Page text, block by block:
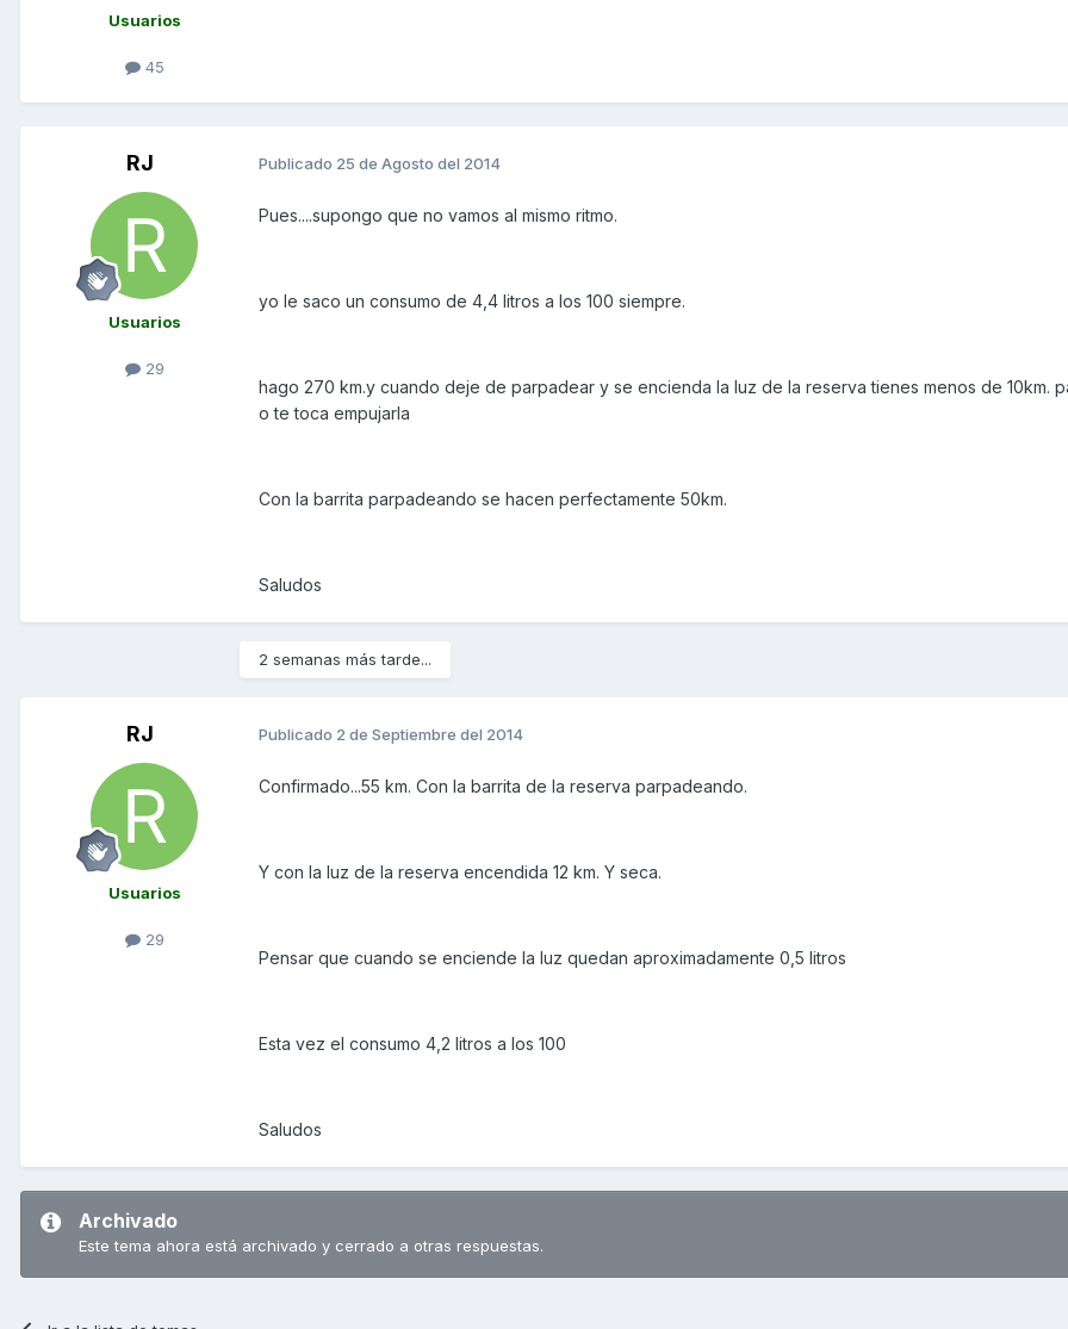
Usuarios
45
RJ
Usuarios
29
Publicado 25 de Agosto del 2014
Pues....supongo que no vamos al mismo ritmo.
yo le saco un consumo de 4,4 litros a los 100 siempre.
hago 270 km.y cuando deje de parpadear y se encienda la luz de la reserva tienes menos de 10km.
o te toca empujarla
Con la barrita parpadeando se hacen perfectamente 50km.
Saludos
2 semanas más tarde...
RJ
Usuarios
29
Publicado 2 de Septiembre del 2014
Confirmado...55 km. Con la barrita de la reserva parpadeando.
Y con la luz de la reserva encendida 12 km. Y seca.
Pensar que cuando se enciende la luz quedan aproximadamente 0,5 litros
Esta vez el consumo 4,2 litros a los 100
Saludos
Archivado
Este tema ahora está archivado y cerrado a otras respuestas.